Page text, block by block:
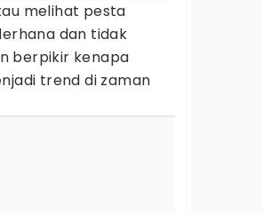
melihat pesta
dan tidak
berpikir kenapa
trend di zaman